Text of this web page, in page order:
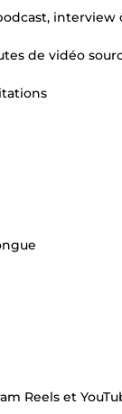
interview
de vidéo
Reels et